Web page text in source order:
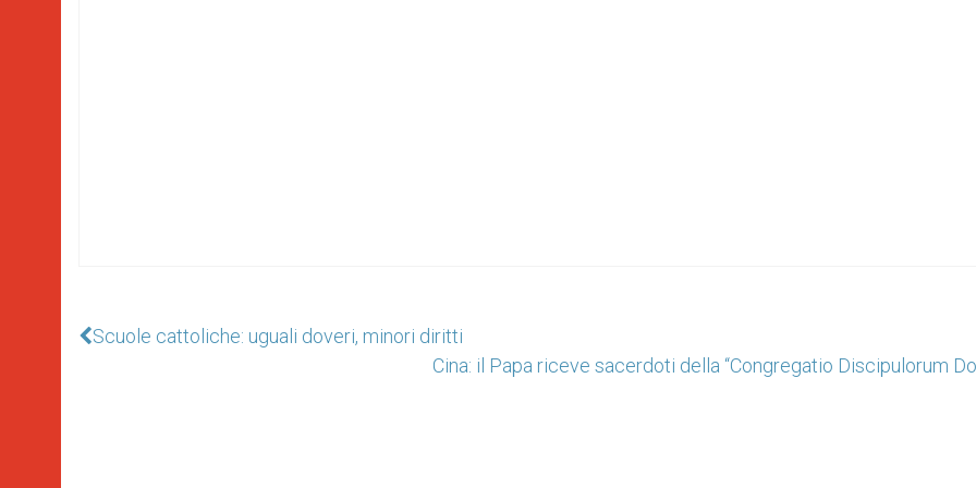
Scuole cattoliche: uguali doveri, minori diritti
Cina: il Papa riceve sacerdoti della “Congregatio Discipulorum